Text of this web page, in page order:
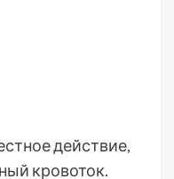
действие,
кровоток.